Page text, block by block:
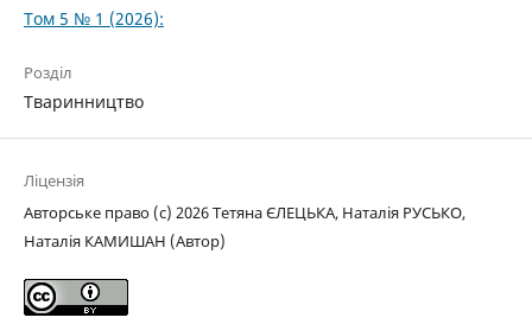
Том 5 № 1 (2026):
Розділ
Тваринництво
Ліцензія
Авторське право (c) 2026 Тетяна ЄЛЕЦЬКА, Наталія РУСЬКО,
Наталія КАМИШАН (Автор)